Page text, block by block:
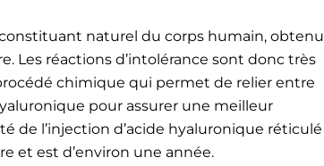
naturel du corps humain, obtenu
Les réactions d’intolérance sont donc très
chimique qui permet de relier entre
pour assurer une meilleur
de l’injection d’acide hyaluronique réticulé
et est d’environ une année.